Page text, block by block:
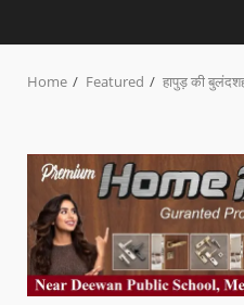
Home Featured हापुड़ की